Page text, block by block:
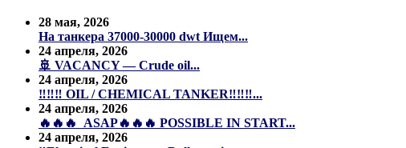
28 мая, 2026
На танкера 37000-30000 dwt Ищем...
24 апреля, 2026
🚢 VACANCY — Crude oil...
24 апреля, 2026
‼️‼️‼️ OIL / CHEMICAL TANKER‼️‼️‼️...
24 апреля, 2026
🔥🔥🔥 ASAP🔥🔥🔥 POSSIBLE IN START...
24 апреля, 2026